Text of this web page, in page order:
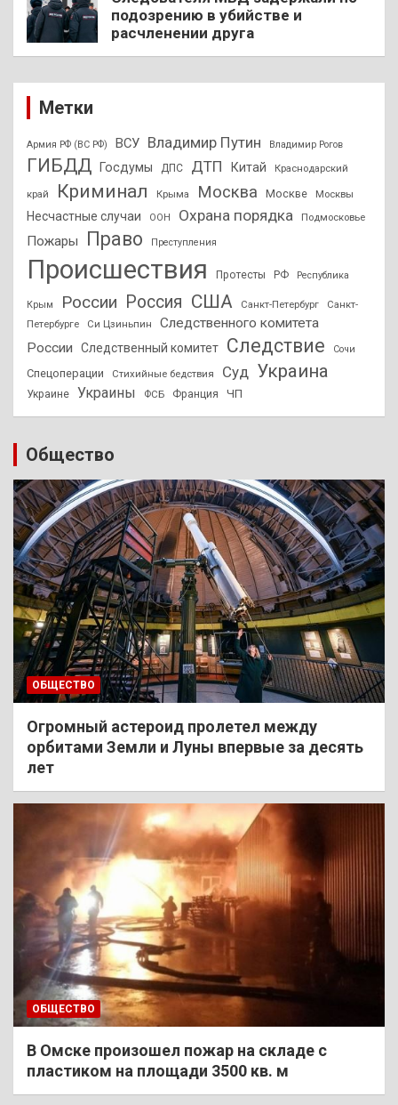
подозрению в убийстве и
расчленении друга
Метки
Армия РФ (ВС РФ) ВСУ Владимир Путин Владимир Рогов
ГИБДД Госдумы ДПС ДТП Китай Краснодарский
край Криминал Крыма Москва Москве Москвы
Несчастные случаи ООН Охрана порядка Подмосковье
Пожары Право Преступления
Происшествия Протесты РФ Республика
Крым России Россия США Санкт-Петербург
Санкт-
Петербурге
Си Цзиньпин
Следственного комитета
России
Следственный комитет Следствие Сочи
Спецоперации Стихийные бедствия Суд Украина
Украине Украины ФСБ Франция ЧП
Общество
ОБЩЕСТВО
Огромный астероид пролетел между
орбитами Земли и Луны впервые за десять
лет
ОБЩЕСТВО
В Омске произошел пожар на складе с
пластиком на площади 3500 кв. м